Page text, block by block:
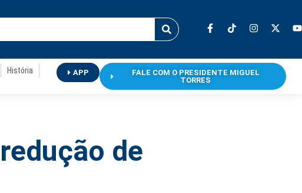
História
APP
FALE COM O PRESIDENTE MIGUEL
TORRES
de